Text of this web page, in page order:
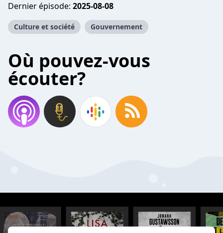
Dernier épisode: 2025-08-08
Culture et société Gouvernement
Où pouvez-vous
écouter?